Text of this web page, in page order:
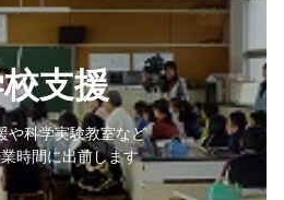
支援
や科学実験教室など
時間に出前します